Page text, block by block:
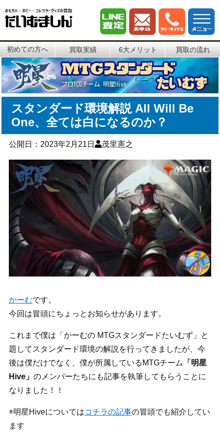
初めての方へ 買取実績 6大メリット 買取の流れ
スタンダード環境解説 All Will Be
One、全ては白になるのか？
公開日： 2023年2月21日 茂里憲之
かーむです。
今回は冒頭にちょっとお知らせがあります。
これまで僕は「かーむの MTGスタンダードたいむず」と
題してスタンダード環境の解説を行ってきましたが、今
後は僕だけでなく、僕が所属しているMTGチーム
「明星
Hive」 のメンバーたちにも記事を執筆してもらうことに
なりました！！
※明星Hiveについてはコチラの記事の冒頭でも紹介してい
ます